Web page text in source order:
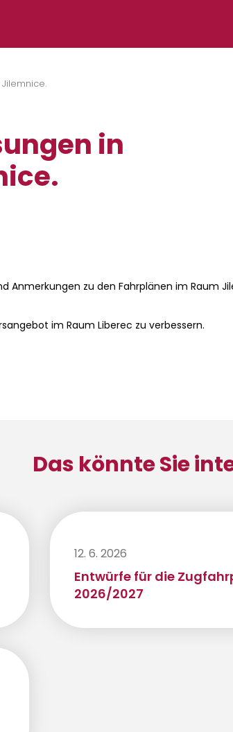
in
Anmerkungen zu den Fahrplänen im Raum
im Raum Liberec zu verbessern.
Das könnte Sie
12. 6. 2026
Entwürfe für die
2026/2027